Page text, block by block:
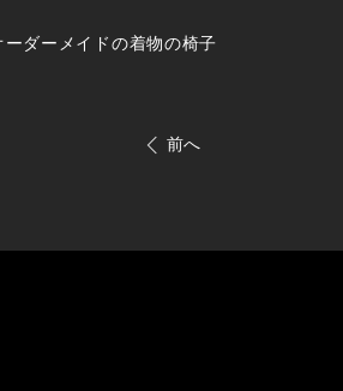
ダーメイドの着物の椅子
前へ